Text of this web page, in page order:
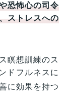
恐怖心の司令
ストレスへの
瞑想訓練のス
ドフルネスに
に効果を持つ